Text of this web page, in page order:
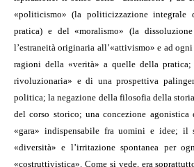
«politicismo» (la politicizzazione
pratica) e del «moralismo» (la
l’estraneità originaria all’«attivismo» e ad
ragioni della «verità» a quelle della
rivoluzionaria» e di una prospettiva
politica; la negazione della filosofia della
del corso storico; una concezione
«gara» indispensabile fra uomini e idee; il
«diversità» e l’irritazione spontanea per
«costruttivistica». Come si vede, era